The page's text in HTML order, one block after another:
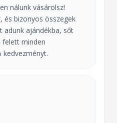
nálunk vásárolsz!
és bizonyos összegek
adunk ajándékba, sőt
felett minden
kedvezményt.